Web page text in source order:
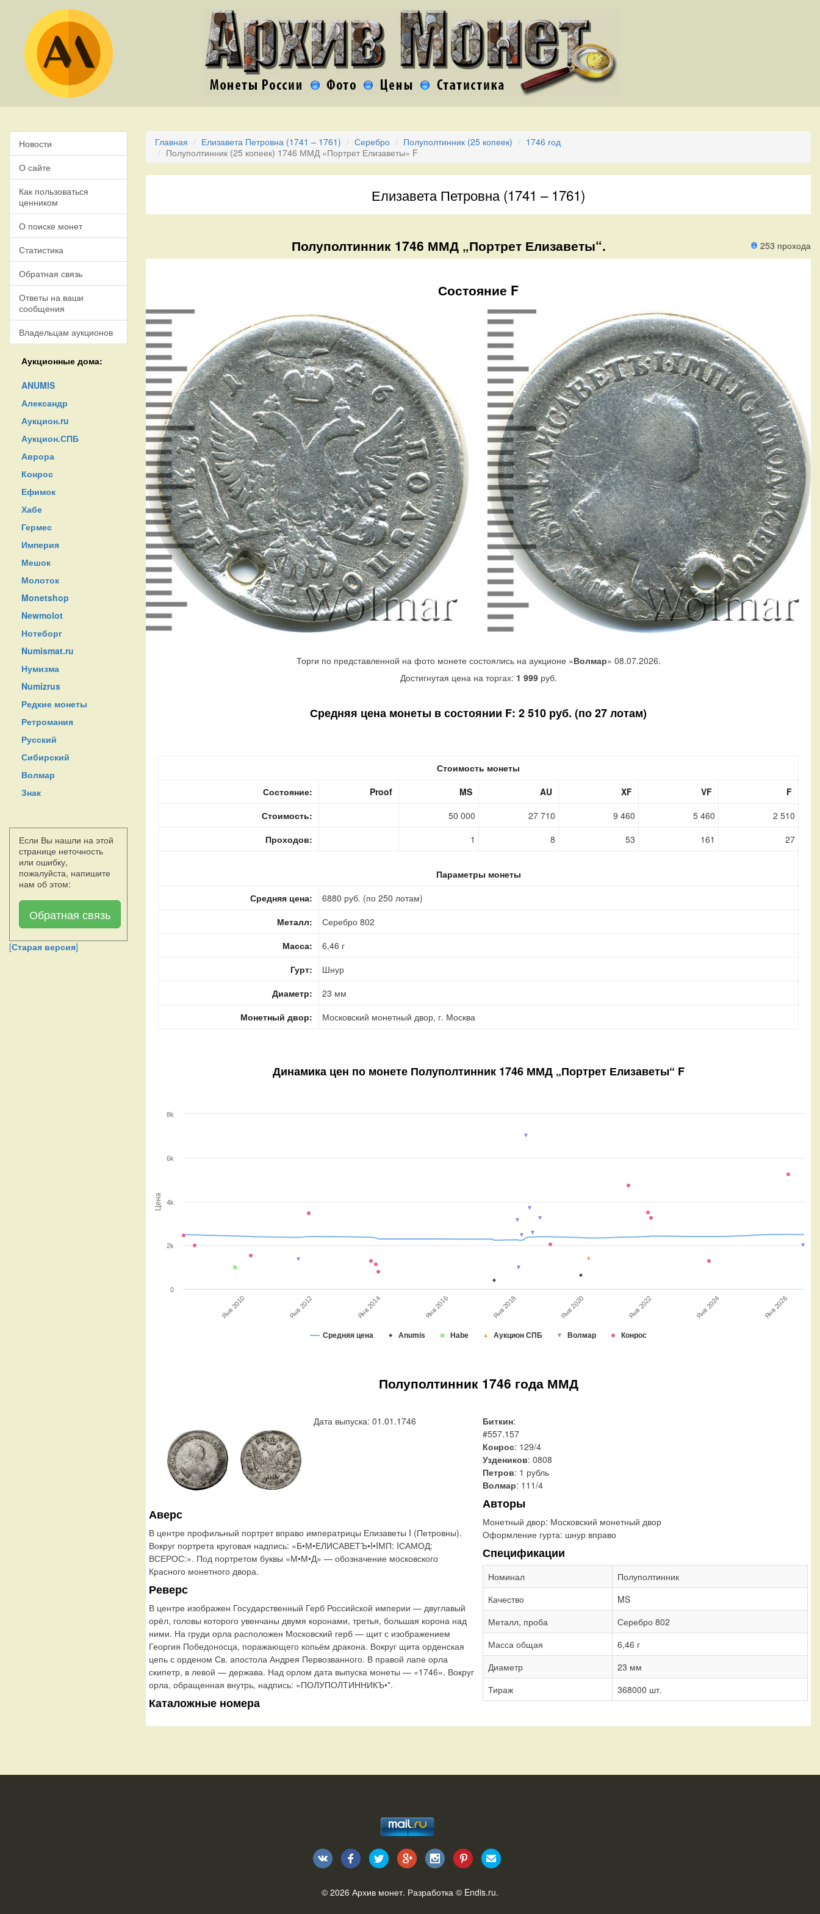
Новости
О сайте
Как пользоваться
ценником
О поиске монет
Статистика
Обратная связь
Ответы на ваши
сообщения
Владельцам аукционов
Аукционные дома:
ANUMIS
Александр
Аукцион.ru
Аукцион.СПБ
Аврора
Конрос
Ефимок
Хабе
Гермес
Империя
Мешок
Молоток
Monetshop
Newmolot
Нотеборг
Numismat.ru
Нумизма
Numizrus
Редкие монеты
Ретромания
Русский
Сибирский
Волмар
Знак
Если Вы нашли на этой
странице неточность
или ошибку,
пожалуйста, напишите
нам об этом:
Обратная связь
[Старая версия]
Главная Елизавета Петровна (1741 – 1761) Серебро Полуполтинник (25 копеек)
1746 год
Полуполтинник (25 копеек) 1746 ММД «Портрет Елизаветы» F
Елизавета Петровна (1741 – 1761)
253 прохода
Полуполтинник 1746 ММД „Портрет Елизаветы“.
Состояние F
Торги по представленной на фото монете состоялись на аукционе «Волмар» 08.07.2026.
Достигнутая цена на торгах: 1 999руб.
Средняя цена монеты в состоянии F: 2 510 руб. (по 27 лотам)
Стоимость монеты
Состояние:
Proof MS AU XF VF
F
Стоимость:
50 000 27 710 9 460 5 460
2 510
Проходов:
1 8 53 161 27
Параметры монеты
Средняя цена:
6880 руб. (по 250 лотам)
Металл:
Серебро 802
Масса:
6,46 г
Гурт:
Шнур
Диаметр:
23 мм
Монетный двор:
Московский монетный двор, г. Москва
Динамика цен по монете Полуполтинник 1746 ММД „Портрет Елизаветы“ F
Цена
Средняя цена Anumis Habe Аукцион СПБ Волмар Конрос
Янв 2010 Янв 2012 Янв 2014 Янв 2016 Янв 2018 Янв 2020 Янв 2022 Янв 2024 Янв 2026
0
2k
4k
6k
8k
Полуполтинник 1746 года ММД
Дата выпуска: 01.01.1746
Аверс
В центре профильный портрет вправо императрицы Елизаветы I (Петровны).
Вокруг портрета круговая надпись: «Б•М•ЕЛИСАВЕТЪ•I•IМП: IСАМОД:
ВСЕРОС:». Под портретом буквы «М•М•Д» — обозначение московского
Красного монетного двора.
Реверс
В центре изображен Государственный Герб Российской империи — двуглавый
орёл, головы которого увенчаны двумя коронами, третья, большая корона над
ними. На груди орла расположен Московский герб — щит с изображением
Георгия Победоносца, поражающего копьём дракона. Вокруг щита орденская
цепь с орденом Св. апостола Андрея Первозванного. В правой лапе орла
скипетр, в левой — держава. Над орлом дата выпуска монеты — «1746». Вокруг
орла, обращенная внутрь, надпись: «ПОЛУПОЛТИННИКЪ•".
Каталожные номера
Биткин:
#557.157
Конрос: 129/4
Уздеников: 0808
Петров: 1 рубль
Волмар: 111/4
Авторы
Монетный двор: Московский монетный двор
Оформление гурта: шнур вправо
Спецификации
Номинал
Полуполтинник
Качество
MS
Металл, проба
Серебро 802
Масса общая
6,46 г
Диаметр
23 мм
Тираж
368000 шт.
© 2026 Архив монет. Разработка © Endis.ru.